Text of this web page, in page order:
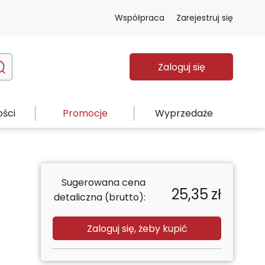
Współpraca Zarejestruj się
Zaloguj się
Promocje Wyprzedaże
Sugerowana cena
detaliczna (brutto):
25,35 zł
Zaloguj się, żeby kupić